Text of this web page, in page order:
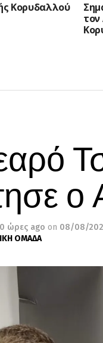
Κορυδαλλού
ο
ώρες ago on 08/08/
ΟΜΑΔΑ